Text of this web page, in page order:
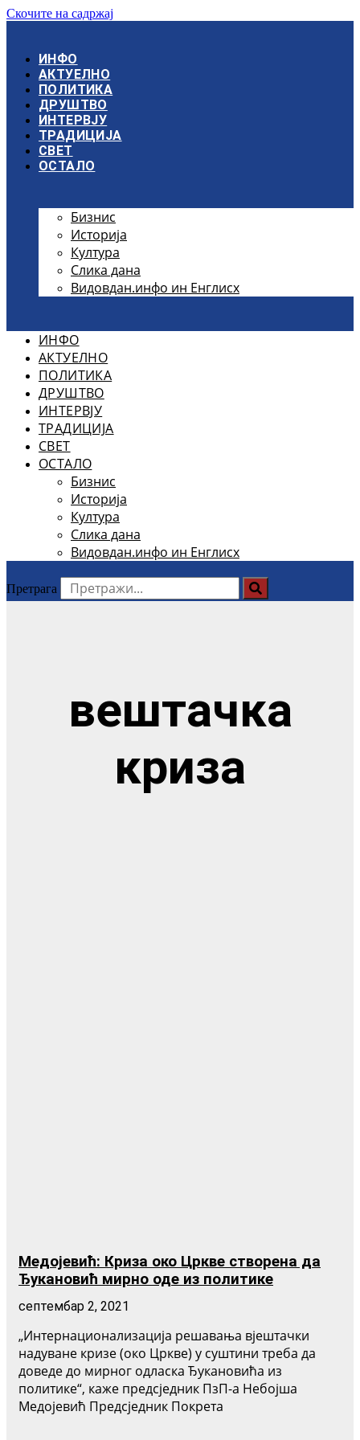
Скочите на садржај
ИНФО
АКТУЕЛНО
ПОЛИТИКА
ДРУШТВО
ИНТЕРВЈУ
ТРАДИЦИЈА
СВЕТ
ОСТАЛО
Бизнис
Историја
Култура
Слика дана
Видовдан.инфо ин Енглисх
ИНФО
АКТУЕЛНО
ПОЛИТИКА
ДРУШТВО
ИНТЕРВЈУ
ТРАДИЦИЈА
СВЕТ
ОСТАЛО
Бизнис
Историја
Култура
Слика дана
Видовдан.инфо ин Енглисх
Претрага
вештачка
криза
Медојевић: Криза око Цркве створена да
Ђукановић мирно оде из политике
септембар 2, 2021
„Интернационализација решавања вјештачки
надуване кризе (око Цркве) у суштини треба да
доведе до мирног одласка Ђукановића из
политике“, каже предсједник ПзП-а Небојша
Медојевић Предсједник Покрета